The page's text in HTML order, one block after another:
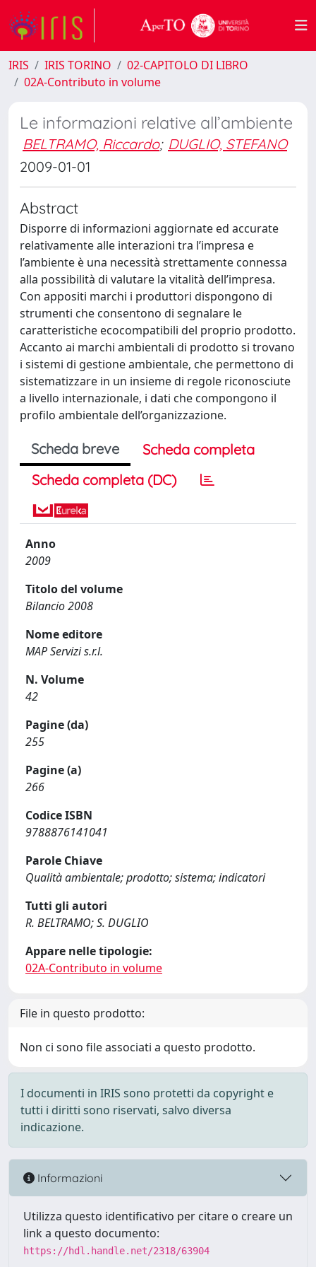
IRIS IRIS TORINO
02-CAPITOLO DI LIBRO
02A-Contributo in volume
Le informazioni relative all’ambiente
BELTRAMO, Riccardo; DUGLIO, STEFANO
2009-01-01
Abstract
Disporre di informazioni aggiornate ed accurate
relativamente alle interazioni tra l’impresa e
l’ambiente è una necessità strettamente connessa
alla possibilità di valutare la vitalità dell’impresa.
Con appositi marchi i produttori dispongono di
strumenti che consentono di segnalare le
caratteristiche ecocompatibili del proprio prodotto.
Accanto ai marchi ambientali di prodotto si trovano
i sistemi di gestione ambientale, che permettono di
sistematizzare in un insieme di regole riconosciute
a livello internazionale, i dati che compongono il
profilo ambientale dell’organizzazione.
Scheda breve
Scheda completa
Scheda completa (DC)
Anno
2009
Titolo del volume
Bilancio 2008
Nome editore
MAP Servizi s.r.l.
N. Volume
42
Pagine (da)
255
Pagine (a)
266
Codice ISBN
9788876141041
Parole Chiave
Qualità ambientale; prodotto; sistema; indicatori
Tutti gli autori
R. BELTRAMO; S. DUGLIO
Appare nelle tipologie:
02A-Contributo in volume
File in questo prodotto:
Non ci sono file associati a questo prodotto.
I documenti in IRIS sono protetti da copyright e
tutti i diritti sono riservati, salvo diversa
indicazione.
Informazioni
Utilizza questo identificativo per citare o creare un
link a questo documento:
https://hdl.handle.net/2318/63904